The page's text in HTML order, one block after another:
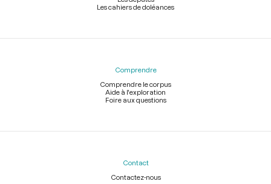
Les cahiers de doléances
Comprendre
Comprendre le corpus
Aide à l'exploration
Foire aux questions
Contact
Contactez-nous